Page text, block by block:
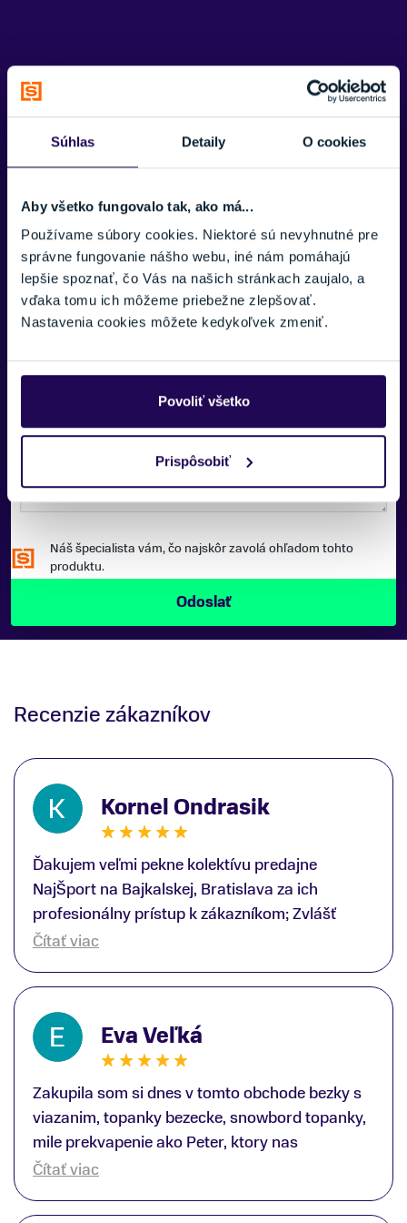
Súhlas Detaily O cookies
Aby všetko fungovalo tak, ako má...
Používame súbory cookies. Niektoré sú nevyhnutné pre
správne fungovanie nášho webu, iné nám pomáhajú
lepšie spoznať, čo Vás na našich stránkach zaujalo, a
vďaka tomu ich môžeme priebežne zlepšovať.
Nastavenia cookies môžete kedykoľvek zmeniť.
Povoliť všetko
Prispôsobiť
Potrebujete viac informácii? Sme tu
E-MAIL:
Náš špecialista vám, čo najskôr zavolá ohľadom tohto
produktu.
Recenzie zákazníkov
Kornel Ondrasik
Ďakujem veľmi pekne kolektívu predajne
NajŠport na Bajkalskej, Bratislava za ich
profesionálny prístup k zákazníkom; Zvlášť
ďakujem špecialistovi Martinovi Gunišovi za
lyžiarskej obuvi, ako aj prilby.. všetko značka
Atomic; Pán Martin Guniš mi svojou
odbornosťou otvoril nové obzory a dozvedel
som sa, vďaka jeho profesionálnemu prístupu k
zákazníkovi, up-to-date informácie o nových
trendoch v lyžiarských technológiách; Z
predajne NajŠport som odchádzal s nakúpom
nového lyžiarského vybavenia nielen ako veľmi
Čítať viac
Eva Veľká
Zakupila som si dnes v tomto obchode bezky s
viazanim, topanky bezecke, snowbord topanky,
mile prekvapenie ako Peter, ktory nas
obsluhoval mal prehlad, poradil nam super. Za
Serede
Čítať viac